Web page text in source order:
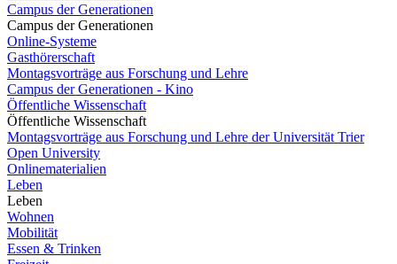
Campus der Generationen
Campus der Generationen
Online-Systeme
Gasthörerschaft
Montagsvorträge aus Forschung und Lehre
Campus der Generationen - Kino
Öffentliche Wissenschaft
Öffentliche Wissenschaft
Montagsvorträge aus Forschung und Lehre der Universität Trier
Open University
Onlinematerialien
Leben
Leben
Wohnen
Mobilität
Essen & Trinken